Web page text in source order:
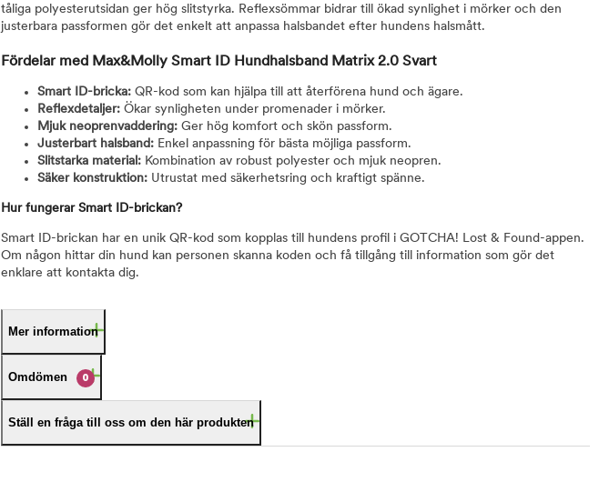
tåliga polyesterutsidan ger hög slitstyrka. Reflexsömmar bidrar till ökad synlighet i mörker och den
justerbara passformen gör det enkelt att anpassa halsbandet efter hundens halsmått.
Fördelar med Max&Molly Smart ID Hundhalsband Matrix 2.0 Svart
Smart ID-bricka: QR-kod som kan hjälpa till att återförena hund och ägare.
Reflexdetaljer: Ökar synligheten under promenader i mörker.
Mjuk neoprenvaddering: Ger hög komfort och skön passform.
Justerbart halsband: Enkel anpassning för bästa möjliga passform.
Slitstarka material: Kombination av robust polyester och mjuk neopren.
Säker konstruktion: Utrustat med säkerhetsring och kraftigt spänne.
Hur fungerar Smart ID-brickan?
Smart ID-brickan har en unik QR-kod som kopplas till hundens profil i GOTCHA! Lost & Found-appen.
Om någon hittar din hund kan personen skanna koden och få tillgång till information som gör det
enklare att kontakta dig.
Mer information
Omdömen 0
Ställ en fråga till oss om den här produkten